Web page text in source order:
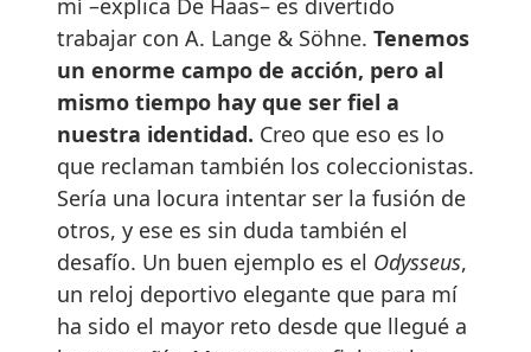
mí –explica De Haas– es divertido
trabajar con A. Lange & Söhne. Tenemos
un enorme campo de acción, pero al
mismo tiempo hay que ser fiel a
nuestra identidad. Creo que eso es lo
que reclaman también los coleccionistas.
Sería una locura intentar ser la fusión de
otros, y ese es sin duda también el
desafío. Un buen ejemplo es el Odysseus,
un reloj deportivo elegante que para mí
ha sido el mayor reto desde que llegué a